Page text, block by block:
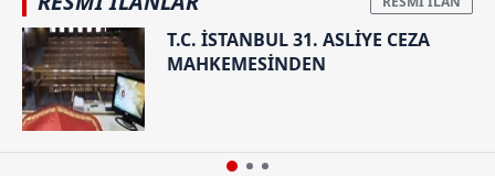
T.C. İSTANBUL 31. ASLİYE CEZA
MAHKEMESİNDEN